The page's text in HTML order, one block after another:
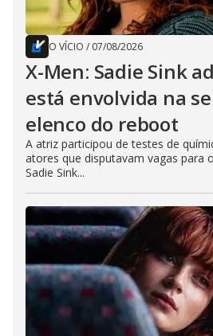
O VÍCIO / 07/08/2026
X-Men: Sadie Sink
está envolvida na
elenco do reboot
A atriz participou de testes de
atores que disputavam vagas para
Sadie Sink...